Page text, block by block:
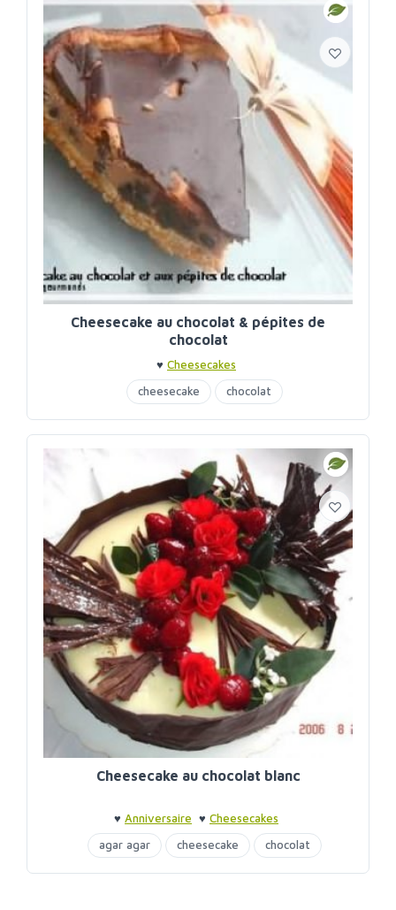
Cheesecake au chocolat & pépites de
chocolat
♥ Cheesecakes
cheesecake
chocolat
Cheesecake au chocolat blanc
♥ Anniversaire ♥ Cheesecakes
agar agar
cheesecake chocolat